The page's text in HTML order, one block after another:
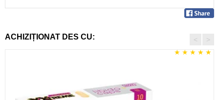
ACHIZIȚIONAT DES CU: < >